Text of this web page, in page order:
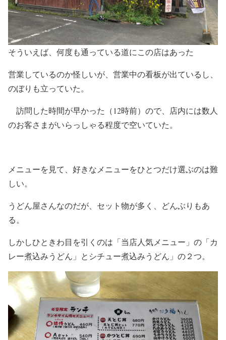
そういえば、何度も通っている道にこの店はあった
営業しているのか怪しいが、営業中の看板が出ているし、
のぼりも立っていた。
訪問した時間が早かった（12時前）ので、店内には数人
のお客さまがいらっしゃる程度で空いていた。
メニューを見て、好きなメニューをひとつだけ選ぶのは難
しい。
うどん屋さんなのだが、セット物が多く、どんぶりもあ
る。
しかしひときわ目を引くのは「当店人気メニュー」の「カ
レー煮込みうどん」とシチュー煮込みうどん」の２つ。